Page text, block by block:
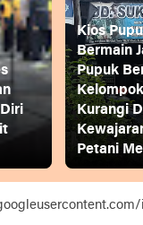
Kios
Bermain
Pupuk
Kurangi
Petani